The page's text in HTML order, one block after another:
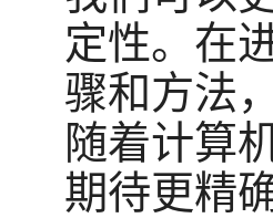
定性。在
骤和方法
随着计算
期待更精